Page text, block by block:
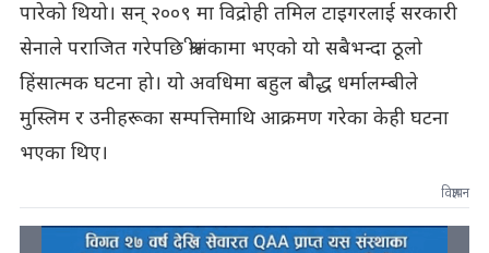
पारेको थियो। सन् २००९ मा विद्रोही तमिल टाइगरलाई सरकारी
सेनाले पराजित गरेपछि श्रीलंकामा भएको यो सबैभन्दा ठूलो
हिंसात्मक घटना हो। यो अवधिमा बहुल बौद्ध धर्मालम्बीले
मुस्लिम र उनीहरूका सम्पत्तिमाथि आक्रमण गरेका केही घटना
भएका थिए।
विज्ञापन